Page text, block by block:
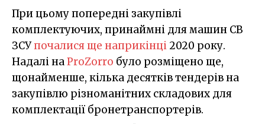
При цьому попередні закупівлі
комплектуючих, принаймні для машин СВ
ЗСУпочалися ще наприкінці 2020 року.
Надалі наProZorro було розміщено ще,
щонайменше, кілька десятків тендерів на
закупівлю різноманітних складових для
комплектації бронетранспортерів.